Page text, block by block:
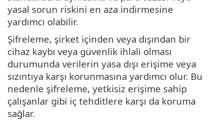
yasal sorun riskini en aza indirmesine
yardımcı olabilir.
Şifreleme, şirket içinden veya dışından bir
cihaz kaybı veya güvenlik ihlali olması
durumunda verilerin yasa dışı erişime veya
sızıntıya karşı korunmasına yardımcı olur. Bu
nedenle şifreleme, yetkisiz erişime sahip
çalışanlar gibi iç tehditlere karşı da koruma
sağlar.